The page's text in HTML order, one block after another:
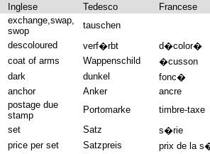
Inglese Tedesco
Francese
exchange,swap,
swop
tauschen
descoloured verf�rbt
d�color�
coat of arms Wappenschild
�cusson
dark dunkel
fonc�
anchor Anker
ancre
postage due
stamp
Portomarke
timbre-taxe
set Satz
s�rie
price per set Satzpreis
prix de la